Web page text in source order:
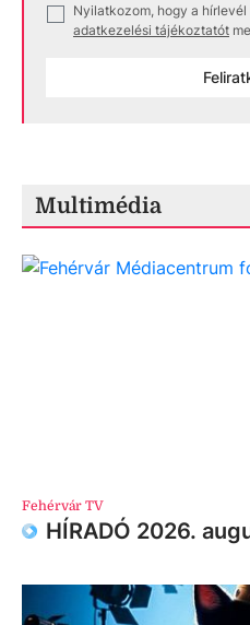
Nyilatkozom, hogy a
adatkezelési tájékoztatót
Multimédia
Fehérvár TV
HÍRADÓ 2026.